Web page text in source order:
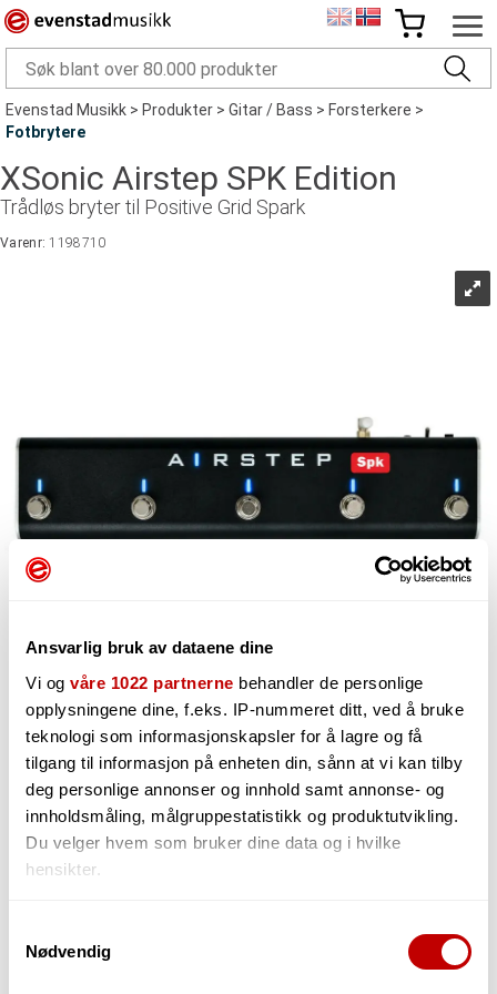
Ansvarlig bruk av dataene dine
Vi og våre 1022 partnerne behandler de personlige
opplysningene dine, f.eks. IP-nummeret ditt, ved å bruke
teknologi som informasjonskapsler for å lagre og få
tilgang til informasjon på enheten din, sånn at vi kan tilby
deg personlige annonser og innhold samt annonse- og
innholdsmåling, målgruppestatistikk og produktutvikling.
Du velger hvem som bruker dine data og i hvilke
hensikter.
Innhente informasjon om den geografiske
Nødvendig
Evenstad Musikk>Produkter>Gitar / Bass>Forsterkere>
Fotbrytere
XSonic Airstep SPK Edition
Trådløs bryter til Positive Grid Spark
Varenr:1198710
1 399,-